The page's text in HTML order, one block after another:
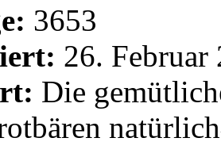
3653
26. Februar
Die